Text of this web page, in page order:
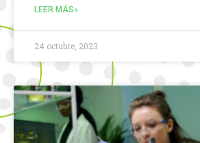
LEER MÁS»
24 octubre, 2023